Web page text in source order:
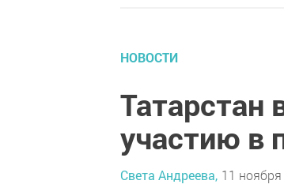
НОВОСТИ
Татарстан
участию в
Света Андреева, 11